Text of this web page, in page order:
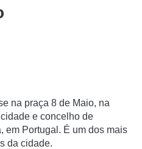
na praça 8 de Maio, na
e concelho de
em Portugal. É um dos mais
da cidade.